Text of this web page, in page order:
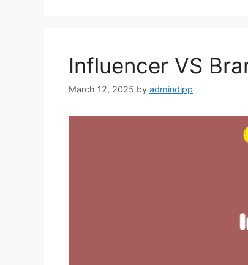
Influencer VS
March 12, 2025 by admindipp